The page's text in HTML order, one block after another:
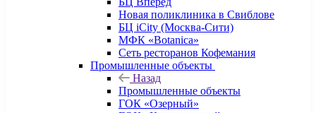
Новая поликлиника в Свиблове
БЦ iCity (Москва-Сити)
МФК «Botanica»
Сеть ресторанов Кофемания
Промышленные объекты
Назад
Промышленные объекты
ГОК «Озерный»